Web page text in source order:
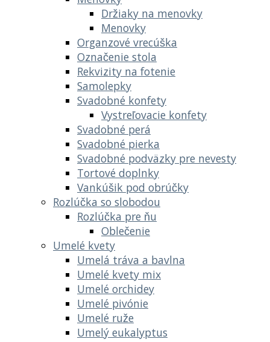
Držiaky na menovky
Menovky
Organzové vrecúška
Označenie stola
Rekvizity na fotenie
Samolepky
Svadobné konfety
Vystreľovacie konfety
Svadobné perá
Svadobné pierka
Svadobné podväzky pre nevesty
Tortové doplnky
Vankúšik pod obrúčky
Rozlúčka so slobodou
Rozlúčka pre ňu
Oblečenie
Umelé kvety
Umelá tráva a bavlna
Umelé kvety mix
Umelé orchidey
Umelé pivónie
Umelé ruže
Umelý eukalyptus